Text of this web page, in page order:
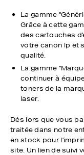
La gamme
Grâce à cette
des cartouches
votre canon lp et
qualité.
La gamme
continuer à
toners de la
laser.
Dès lors que vous
traitée dans notre
en stock pour
site. Un lien de suivi